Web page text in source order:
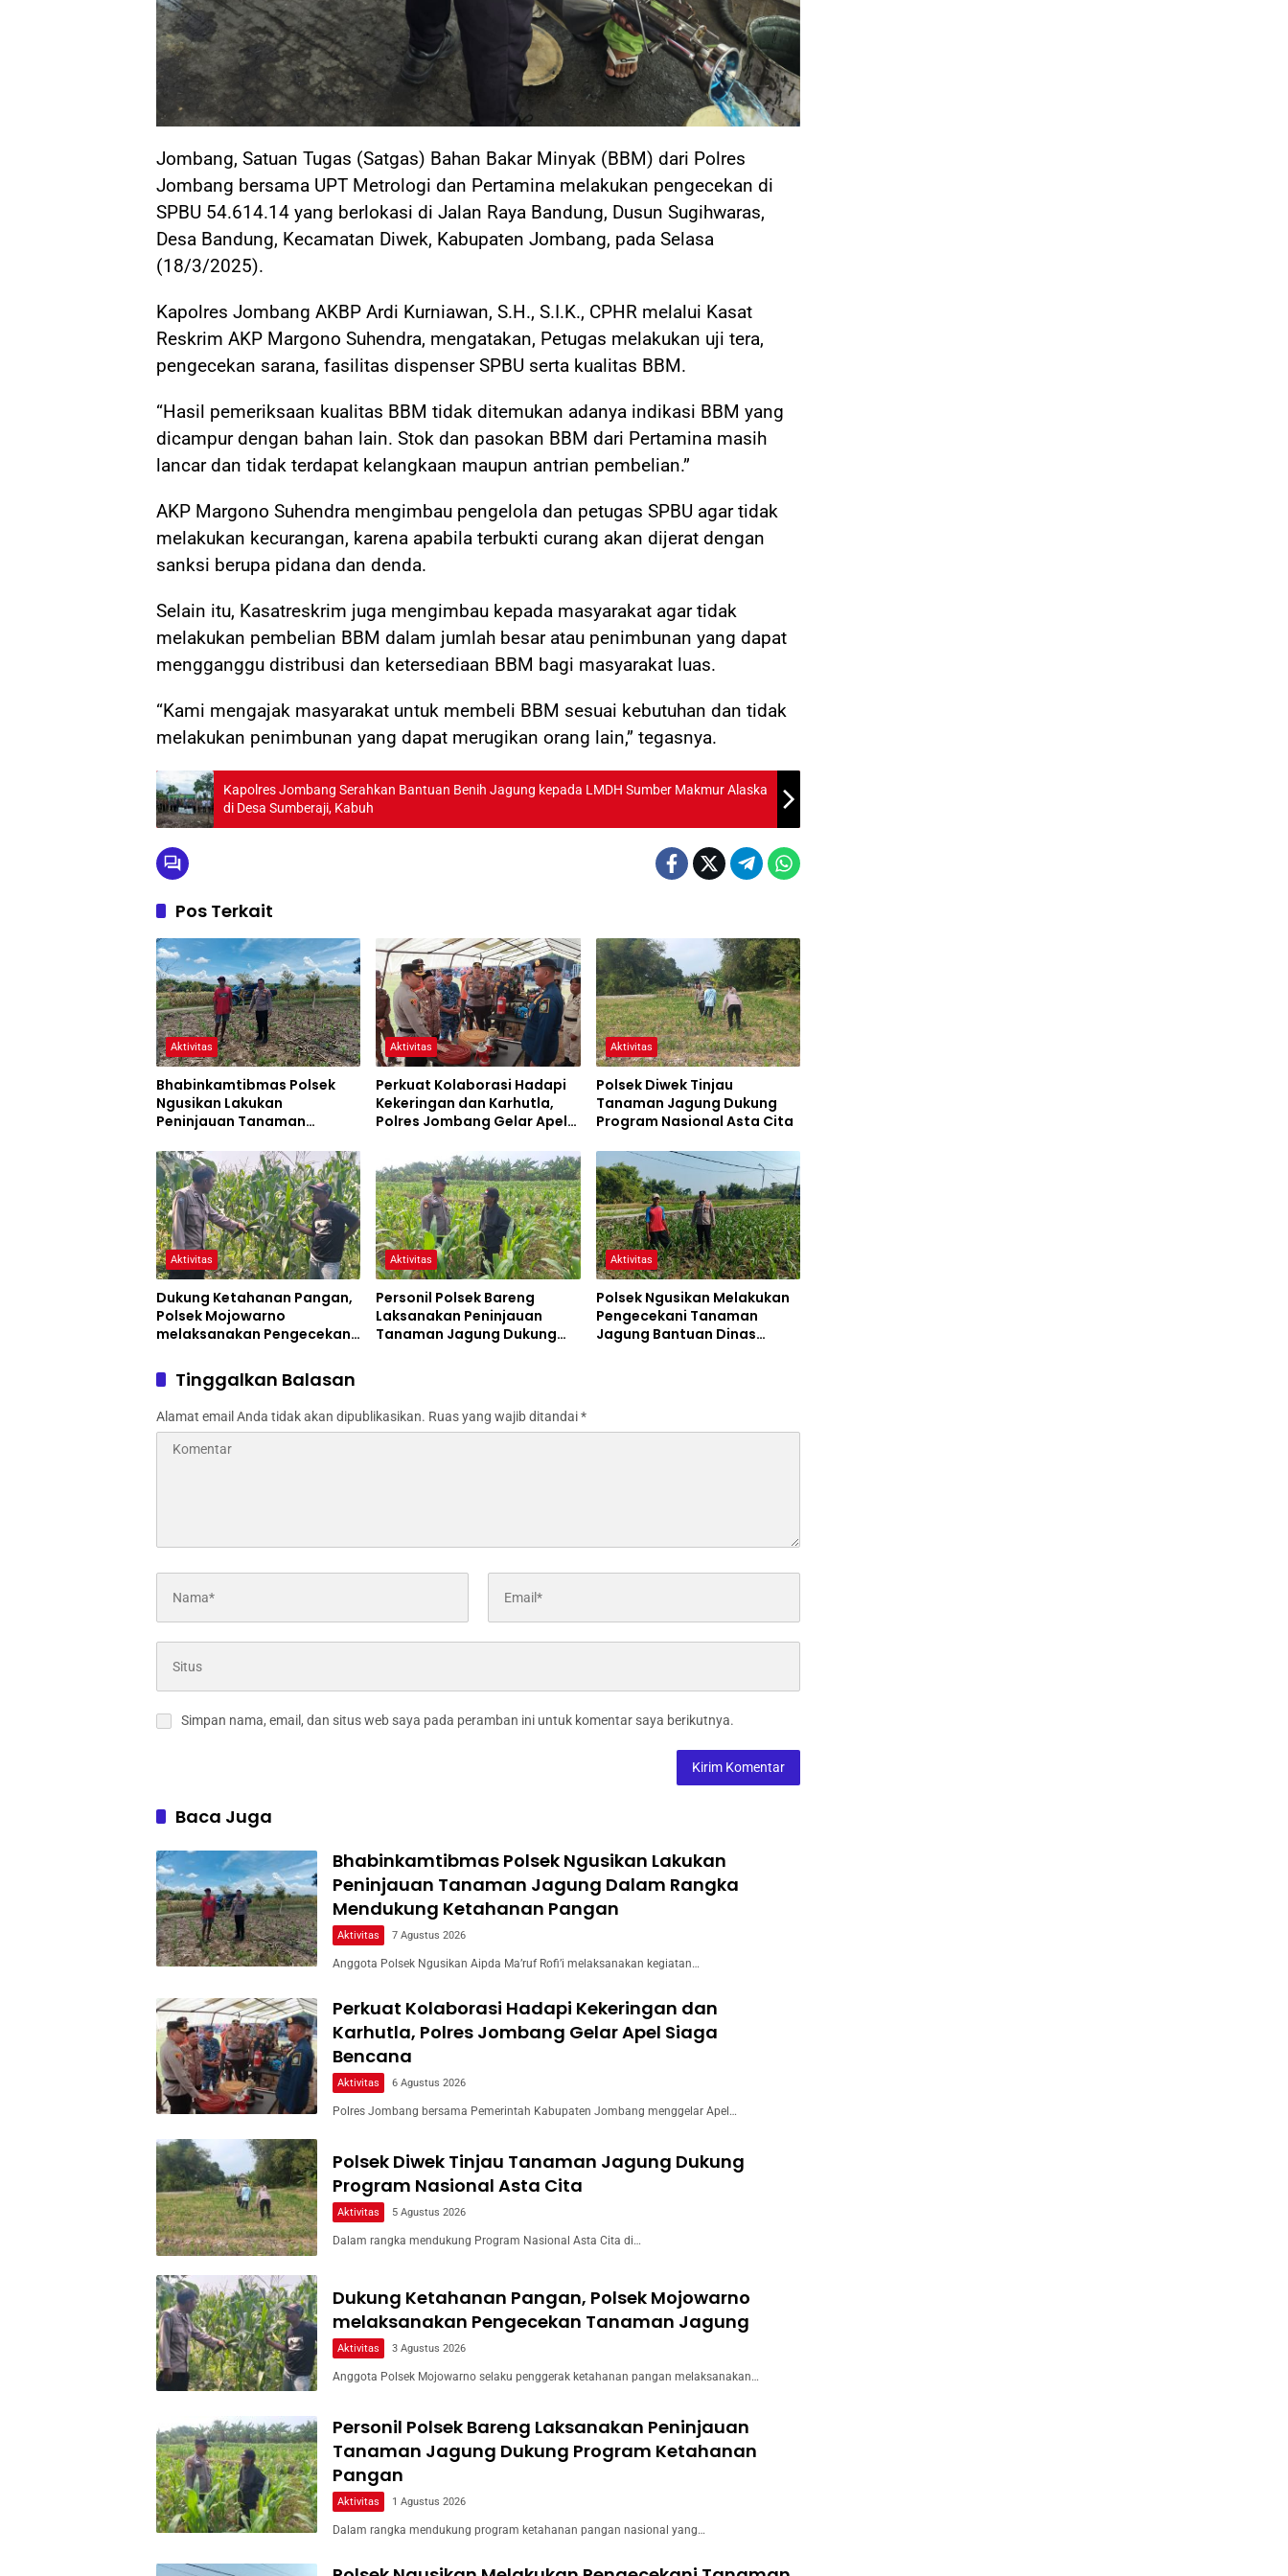
Jombang, Satuan Tugas (Satgas) Bahan Bakar Minyak (BBM) dari Polres
Jombang bersama UPT Metrologi dan Pertamina melakukan pengecekan di
SPBU 54.614.14 yang berlokasi di Jalan Raya Bandung, Dusun Sugihwaras,
Desa Bandung, Kecamatan Diwek, Kabupaten Jombang, pada Selasa
(18/3/2025).
Kapolres Jombang AKBP Ardi Kurniawan, S.H., S.I.K., CPHR melalui Kasat
Reskrim AKP Margono Suhendra, mengatakan, Petugas melakukan uji tera,
pengecekan sarana, fasilitas dispenser SPBU serta kualitas BBM.
“Hasil pemeriksaan kualitas BBM tidak ditemukan adanya indikasi BBM yang
dicampur dengan bahan lain. Stok dan pasokan BBM dari Pertamina masih
lancar dan tidak terdapat kelangkaan maupun antrian pembelian.”
AKP Margono Suhendra mengimbau pengelola dan petugas SPBU agar tidak
melakukan kecurangan, karena apabila terbukti curang akan dijerat dengan
sanksi berupa pidana dan denda.
Selain itu, Kasatreskrim juga mengimbau kepada masyarakat agar tidak
melakukan pembelian BBM dalam jumlah besar atau penimbunan yang dapat
mengganggu distribusi dan ketersediaan BBM bagi masyarakat luas.
“Kami mengajak masyarakat untuk membeli BBM sesuai kebutuhan dan tidak
melakukan penimbunan yang dapat merugikan orang lain,” tegasnya.
Kapolres Jombang Serahkan Bantuan Benih Jagung kepada LMDH Sumber Makmur Alaska
di Desa Sumberaji, Kabuh
Pos Terkait
Aktivitas
Bhabinkamtibmas Polsek
Ngusikan Lakukan
Peninjauan Tanaman
Mendukung Ketahanan
Pangan
Aktivitas
Perkuat Kolaborasi Hadapi
Kekeringan dan Karhutla,
Polres Jombang Gelar Apel
Aktivitas
Polsek Diwek Tinjau
Tanaman Jagung Dukung
Program Nasional Asta Cita
Aktivitas
Dukung Ketahanan Pangan,
Polsek Mojowarno
melaksanakan Pengecekan
Aktivitas
Personil Polsek Bareng
Laksanakan Peninjauan
Tanaman Jagung Dukung
Aktivitas
Polsek Ngusikan Melakukan
Pengecekani Tanaman
Jagung Bantuan Dinas
Tinggalkan Balasan
Alamat email Anda tidak akan dipublikasikan. Ruas yang wajib ditandai*
Simpan nama, email, dan situs web saya pada peramban ini untuk komentar saya berikutnya.
Baca Juga
Bhabinkamtibmas Polsek Ngusikan Lakukan
Peninjauan Tanaman Jagung Dalam Rangka
Mendukung Ketahanan Pangan
Aktivitas 7 Agustus 2026
Anggota Polsek Ngusikan Aipda Ma’ruf Rofi’i melaksanakan kegiatan…
Perkuat Kolaborasi Hadapi Kekeringan dan
Karhutla, Polres Jombang Gelar Apel Siaga
Bencana
Aktivitas 6 Agustus 2026
Polres Jombang bersama Pemerintah Kabupaten Jombang menggelar Apel…
Polsek Diwek Tinjau Tanaman Jagung Dukung
Program Nasional Asta Cita
Aktivitas 5 Agustus 2026
Dalam rangka mendukung Program Nasional Asta Cita di…
Dukung Ketahanan Pangan, Polsek Mojowarno
melaksanakan Pengecekan Tanaman Jagung
Aktivitas 3 Agustus 2026
Anggota Polsek Mojowarno selaku penggerak ketahanan pangan melaksanakan…
Personil Polsek Bareng Laksanakan Peninjauan
Tanaman Jagung Dukung Program Ketahanan
Pangan
Aktivitas 1 Agustus 2026
Dalam rangka mendukung program ketahanan pangan nasional yang…